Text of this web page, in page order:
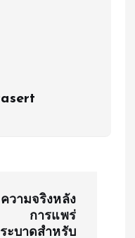
ความจริงหลัง
การแพร่
ระบาดสำหรับ